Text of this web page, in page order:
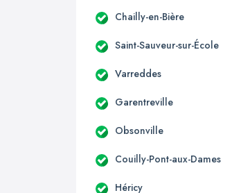
Chailly-en-Bière
Saint-Sauveur-sur-École
Varreddes
Garentreville
Obsonville
Couilly-Pont-aux-Dames
Héricy